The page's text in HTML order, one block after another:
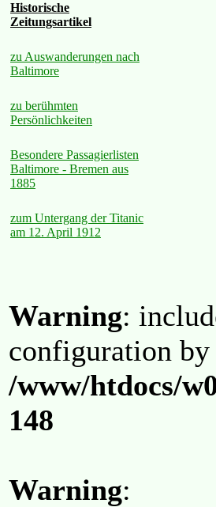
Historische
Zeitungsartikel
zu Auswanderungen nach
Baltimore
zu berühmten
Persönlichkeiten
Besondere Passagierlisten
Baltimore - Bremen aus
1885
zum Untergang der Titanic
am 12. April 1912
Warning:
configuration
/www/htdocs/
148
Warning: